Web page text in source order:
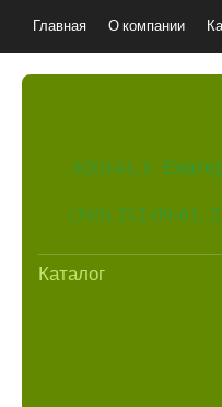
Главная О компании
620144, г.
(343) 212-09-61,
Каталог